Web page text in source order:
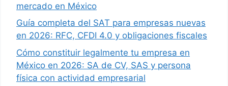
mercado en México
Guía completa del SAT para empresas nuevas
en 2026: RFC, CFDI 4.0 y obligaciones fiscales
Cómo constituir legalmente tu empresa en
México en 2026: SA de CV, SAS y persona
física con actividad empresarial